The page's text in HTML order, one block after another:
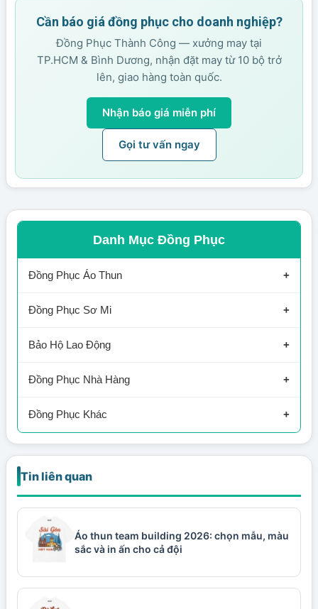
Danh Mục Đồng Phục
Đồng Phục Áo Thun
Áo Thun Công Ty
Áo Thun Công Nhân
Đồng Phục Sơ Mi
Sơ Mi Công Ty
Sơ Mi Nhà Hàng
Bảo Hộ Lao Động
Bảo Hộ Công Nhân
Bảo Hộ Xây Dựng
Đồng Phục Nhà Hàng
Nhà Hàng
Đầu Bếp
Tạp Dề
Đồng Phục Khác
Bảo Vệ
Spa
Áo Khoác Đồng Phục
Mũ Nón
Tin liên quan
Áo thun team building 2026: chọn mẫu, màu
sắc và in ấn cho cả đội
Cần báo giá đồng phục cho doanh nghiệp?
Đồng Phục Thành Công — xưởng may tại
TP.HCM & Bình Dương, nhận đặt may từ 10 bộ trở
lên, giao hàng toàn quốc.
Nhận báo giá miễn phí
Gọi tư vấn ngay